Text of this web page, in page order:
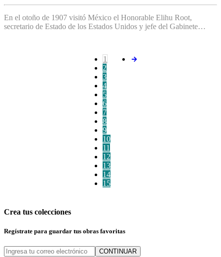
En el otoño de 1907 visitó México el Honorable Elihu Root,
secretario de Estado de los Estados Unidos y jefe del Gabinete…
1
2
3
4
5
6
7
8
9
10
11
12
13
14
15
Crea tus colecciones
Regístrate para guardar tus obras favoritas
CONTINUAR